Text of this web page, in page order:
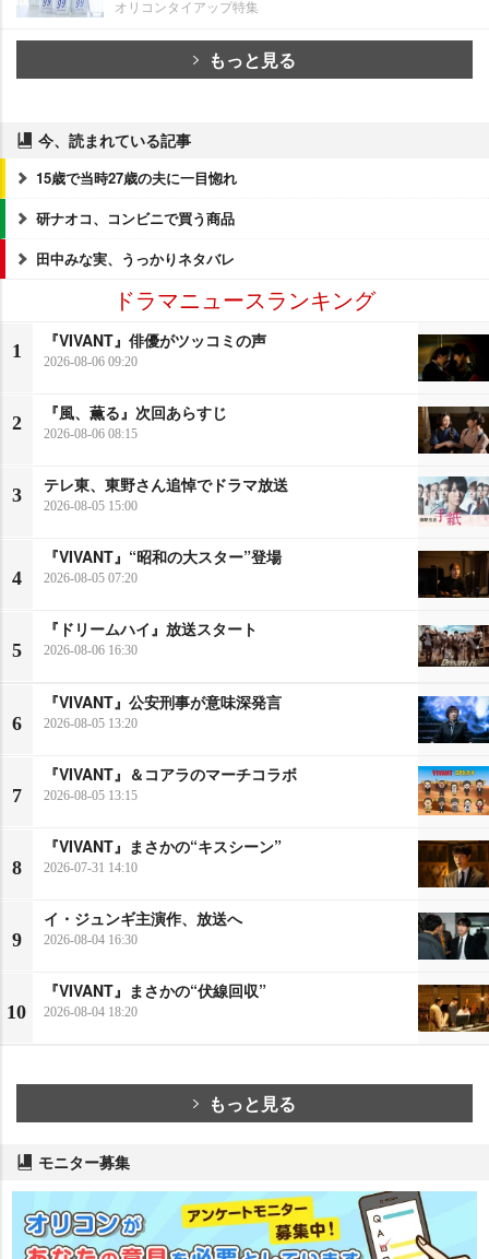
オリコンタイアップ特集
もっと見る
今、読まれている記事
15歳で当時27歳の夫に一目惚れ
研ナオコ、コンビニで買う商品
田中みな実、うっかりネタバレ
ドラマニュースランキング
1
『VIVANT』俳優がツッコミの声
2026-08-06 09:20
2
『風、薫る』次回あらすじ
2026-08-06 08:15
3
テレ東、東野さん追悼でドラマ放送
2026-08-05 15:00
4
『VIVANT』“昭和の大スター”登場
2026-08-05 07:20
5
『ドリームハイ』放送スタート
2026-08-06 16:30
6
『VIVANT』公安刑事が意味深発言
2026-08-05 13:20
7
『VIVANT』＆コアラのマーチコラボ
2026-08-05 13:15
8
『VIVANT』まさかの“キスシーン”
2026-07-31 14:10
9
イ・ジュンギ主演作、放送へ
2026-08-04 16:30
10
『VIVANT』まさかの“伏線回収”
2026-08-04 18:20
もっと見る
モニター募集